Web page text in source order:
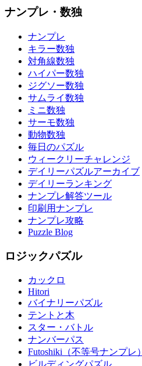
ナンプレ・数独
ナンプレ
キラー数独
対角線数独
ハイパー数独
ジグソー数独
サムライ数独
ミニ数独
サーモ数独
動物数独
毎日のパズル
ウィークリーチャレンジ
デイリーパズルアーカイブ
デイリーランキング
ナンプレ解答ツール
印刷用ナンプレ
ナンプレ攻略
Puzzle Blog
ロジックパズル
カックロ
Hitori
バイナリーパズル
テントと木
スター・バトル
ナンバーパス
Futoshiki（不等号ナンプレ）